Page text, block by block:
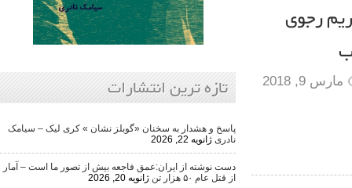
تازه ترین انتشارات
پاسخ و هشدار به سخنان «گوبلز نشان » کری لیک – سیامک
ژانویه 22, 2026
دست نوشته از ایران:عمق فاجعه بیش از تصور ما است – آمار
از قتل عام ۵۰ هزار تن
ژانویه 20, 2026